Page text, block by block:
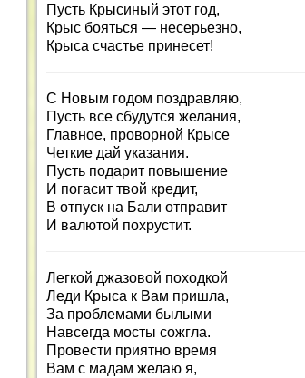
Пусть Крысиный этот год,
Крыс бояться — несерьезно,
Крыса счастье принесет!
С Новым годом поздравляю,
Пусть все сбудутся желания,
Главное, проворной Крысе
Четкие дай указания.
Пусть подарит повышение
И погасит твой кредит,
В отпуск на Бали отправит
И валютой похрустит.
Легкой джазовой походкой
Леди Крыса к Вам пришла,
За проблемами былыми
Навсегда мосты сожгла.
Провести приятно время
Вам с мадам желаю я,